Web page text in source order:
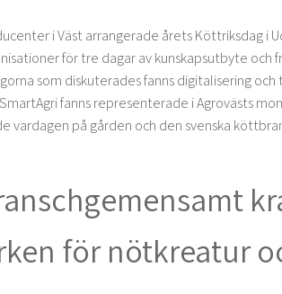
i Väst arrangerade årets Köttriksdag i
för tre dagar av kunskapsutbyte och
som diskuterades fanns digitalisering och
fanns representerade i Agrovästs
på gården och den svenska
för nötkreatur